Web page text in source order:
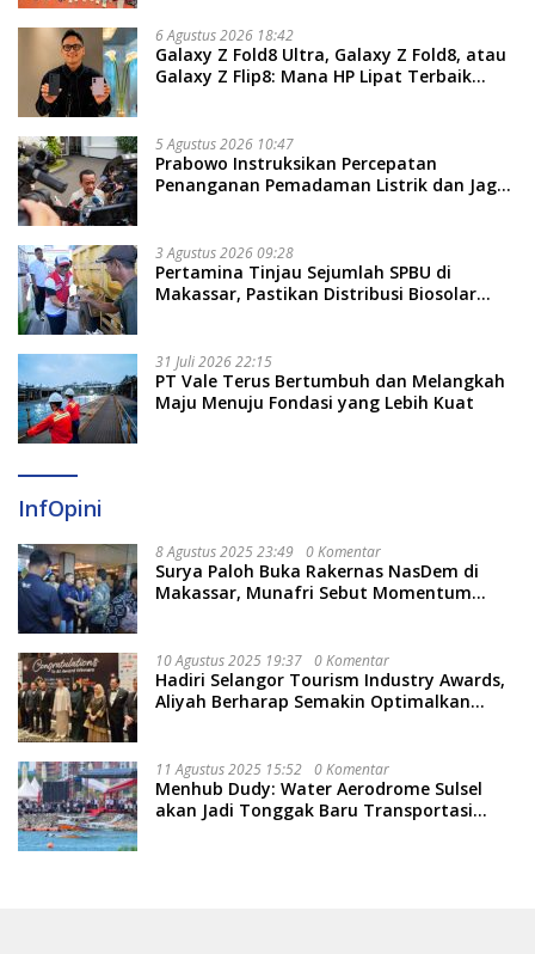
6 Agustus 2026 18:42
Galaxy Z Fold8 Ultra, Galaxy Z Fold8, atau
Galaxy Z Flip8: Mana HP Lipat Terbaik
5 Agustus 2026 10:47
Prabowo Instruksikan Percepatan
Penanganan Pemadaman Listrik dan Jaga
3 Agustus 2026 09:28
Pertamina Tinjau Sejumlah SPBU di
Makassar, Pastikan Distribusi Biosolar
31 Juli 2026 22:15
PT Vale Terus Bertumbuh dan Melangkah
Maju Menuju Fondasi yang Lebih Kuat
InfOpini
8 Agustus 2025 23:49 0 Komentar
Surya Paloh Buka Rakernas NasDem di
Makassar, Munafri Sebut Momentum
10 Agustus 2025 19:37 0 Komentar
Hadiri Selangor Tourism Industry Awards,
Aliyah Berharap Semakin Optimalkan
11 Agustus 2025 15:52 0 Komentar
Menhub Dudy: Water Aerodrome Sulsel
akan Jadi Tonggak Baru Transportasi